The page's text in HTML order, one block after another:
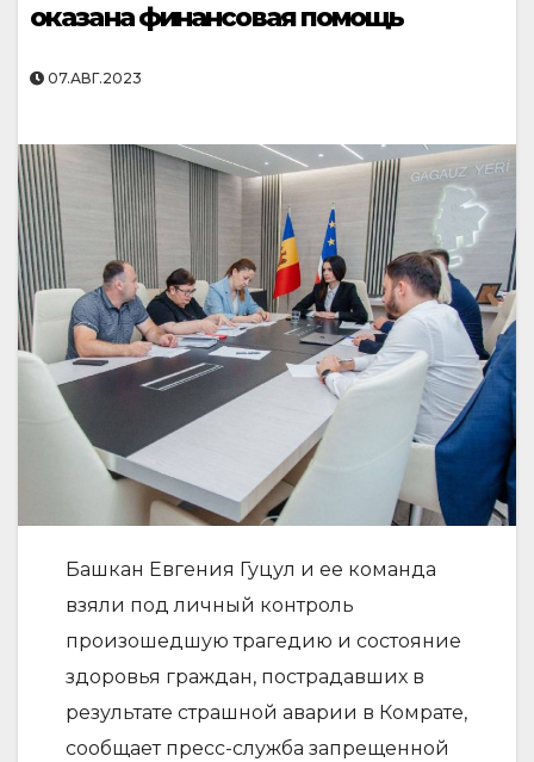
оказана финансовая помощь
07.АВГ.2023
Башкан Евгения Гуцул и ее команда
взяли под личный контроль
произошедшую трагедию и состояние
здоровья граждан, пострадавших в
результате страшной аварии в Комрате,
сообщает пресс-служба запрещенной